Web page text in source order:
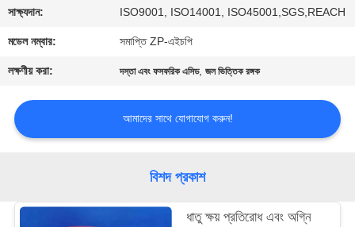
আমাদের
সাথে
একটি
অনুরোধ
সাক্ষ্যদান: ISO9001, ISO14001, ISO45001,SGS,REACH
মডেল নম্বার: সমাপ্তি ZP-এইচপি
লক্ষণীয় করা: দস্তা এবং ফসফরিক এসিড,জল ভিত্তিক রঙ্গক
আমাদের সাথে যোগাযোগ করুন!
বিশদ প্রকাশ
ধাতু ক্ষয় প্রতিরোধ এবং অগ্নি